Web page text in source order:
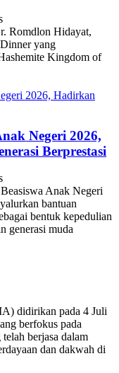
Romdlon Hidayat,
yang
Kingdom of
Negeri 2026,
Berprestasi
Anak Negeri
bantuan
bentuk kepedulian
generasi muda
didirikan pada 4 Juli
berfokus pada
berjasa dalam
dan dakwah di